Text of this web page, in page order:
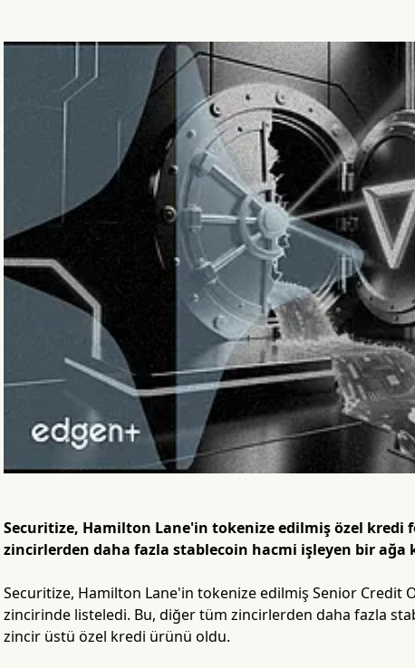
Securitize, Hamilton Lane'in tokenize edilmiş özel kredi
zincirlerden daha fazla stablecoin hacmi işleyen bir ağa
Securitize, Hamilton Lane'in tokenize edilmiş Senior Credit
zincirinde listeledi. Bu, diğer tüm zincirlerden daha fazla
zincir üstü özel kredi ürünü oldu.